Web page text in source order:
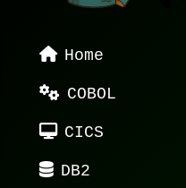
Home
COBOL
CICS
DB2